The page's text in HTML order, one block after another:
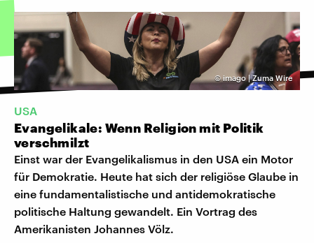
©imago | Zuma Wire
USA
Evangelikale: Wenn Religion mit Politik
verschmilzt
Einst war der Evangelikalismus in den USA ein Motor
für Demokratie. Heute hat sich der religiöse Glaube in
eine fundamentalistische und antidemokratische
politische Haltung gewandelt. Ein Vortrag des
Amerikanisten Johannes Völz.